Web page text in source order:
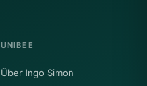
UNIBEE
Über Ingo Simon